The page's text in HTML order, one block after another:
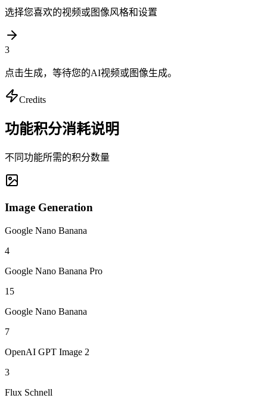
选择您喜欢的视频或图像风格和设置
3
点击生成，等待您的AI视频或图像生成。
Credits
功能积分消耗说明
不同功能所需的积分数量
Image Generation
Google Nano Banana
4
Google Nano Banana Pro
15
Google Nano Banana
7
OpenAI GPT Image 2
3
Flux Schnell